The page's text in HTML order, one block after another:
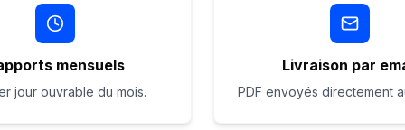
mensuels
jour ouvrable du mois.
Livraison par
PDF envoyés directement